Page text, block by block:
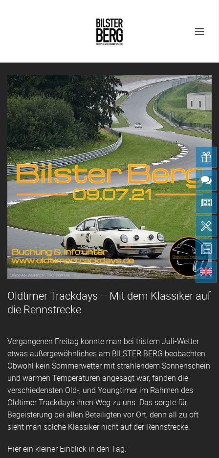
Oldtimer Trackdays – Mit dem Klassiker auf
die Rennstrecke
Vergangenen Freitag konnte man bei tristem Juli-Wetter
etwas außergewöhnliches am BILSTER BERG beobachten.
Obwohl kein Sommerwetter mit strahlendem Sonnenschein
und warmen Temperaturen angesagt war, fanden die
verschiedensten Old-, und Youngtimer im Rahmen des
Oldtimer Trackdays ihren Weg zu uns. Das sorgte für
Begeisterung bei allen Beteiligten vor Ort, denn all zu oft
sieht man solche Klassiker nicht auf der Rennstrecke.
Hier ein kleiner Einblick in den Tag: